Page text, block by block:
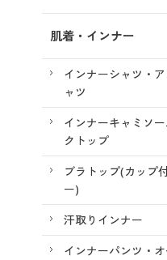
肌着・インナー
インナーシャツ・
ャツ
インナーキャミソ
クトップ
ブラトップ(カップ
ー)
汗取りインナー
インナーパンツ・